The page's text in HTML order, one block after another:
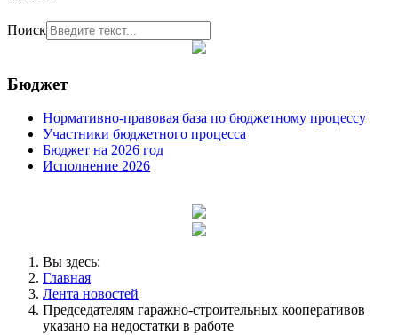
Поиск
Бюджет
Нормативно-правовая база по бюджетному процессу
Участники бюджетного процесса
Бюджет на 2026 год
Исполнение 2026
Вы здесь:
Главная
Лента новостей
Председателям гаражно-строительных кооперативов
указано на недостатки в работе